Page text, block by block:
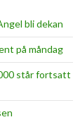
bli dekan
på måndag
står fortsatt